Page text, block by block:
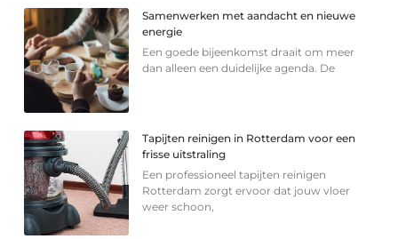
Samenwerken met aandacht en nieuwe
energie
Een goede bijeenkomst draait om meer
dan alleen een duidelijke agenda. De
Tapijten reinigen in Rotterdam voor een
frisse uitstraling
Een professioneel tapijten reinigen
Rotterdam zorgt ervoor dat jouw vloer
weer schoon,